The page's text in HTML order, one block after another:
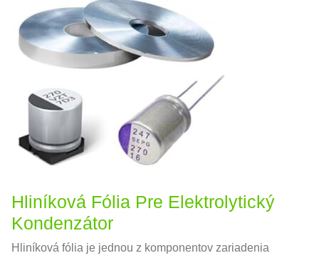
Hliníková Fólia Pre Elektrolytický
Kondenzátor
Hliníková fólia je jednou z komponentov zariadenia